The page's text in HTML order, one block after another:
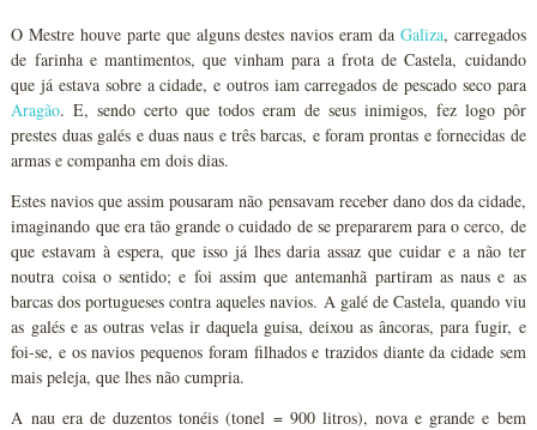
O Mestre houve parte que alguns destes navios eram da Galiza, carregados
de farinha e mantimentos, que vinham para a frota de Castela, cuidando
que já estava sobre a cidade, e outros iam carregados de pescado seco para
Aragão. E, sendo certo que todos eram de seus inimigos, fez logo pôr
prestes duas galés e duas naus e três barcas, e foram prontas e fornecidas de
armas e companha em dois dias.
Estes navios que assim pousaram não pensavam receber dano dos da cidade,
imaginando que era tão grande o cuidado de se prepararem para o cerco, de
que estavam à espera, que isso já lhes daria assaz que cuidar e a não ter
noutra coisa o sentido; e foi assim que antemanhã partiram as naus e as
barcas dos portugueses contra aqueles navios. A galé de Castela, quando viu
as galés e as outras velas ir daquela guisa, deixou as âncoras, para fugir, e
foi-se, e os navios pequenos foram filhados e trazidos diante da cidade sem
mais peleja, que lhes não cumpria.
A nau era de duzentos tonéis (tonel = 900 litros), nova e grande e bem